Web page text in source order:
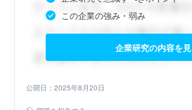
この企業の強み・弱み
企業研究の内容を
公開日：2025年8月20日